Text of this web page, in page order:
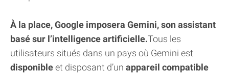
À la place, Google imposera Gemini, son assistant
basé sur l’intelligence artificielle.Tous les
utilisateurs situés dans un pays où Gemini est
disponibleet disposant d’un appareil compatible